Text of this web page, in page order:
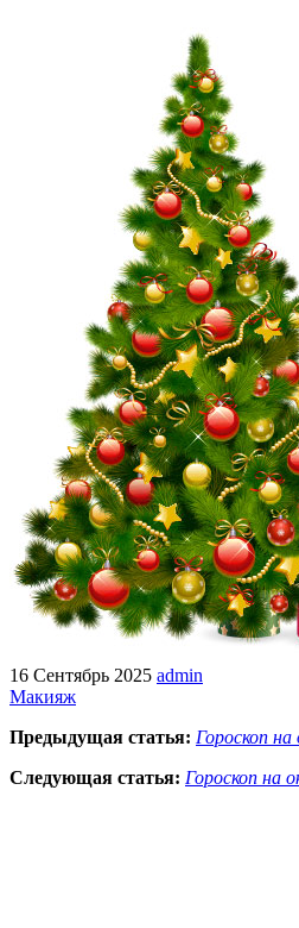
16 Сентябрь 2025 admin
Макияж
Предыдущая статья: Гороскоп
Следующая статья: Гороскоп на